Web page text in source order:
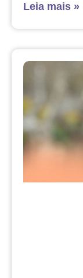
Leia mais »